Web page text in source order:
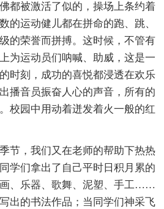
都被激活了似的，操场上条约着
的运动健儿都在拼命的跑、跳、
的荣誉而拼搏。这时候，不管有
为运动员们呐喊、助威，这是一
时刻，成功的喜悦都浸透在欢乐
播音员振奋人心的声音，所有的
校园中用动着迸发着火一般的红
节，我们又在老师的帮助下热热
学们拿出了自己平时日积月累的
、乐器、歌舞、泥塑、手工……
出的书法作品；当同学们神采飞